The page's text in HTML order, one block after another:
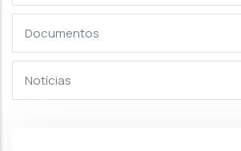
Documentos
Notícias